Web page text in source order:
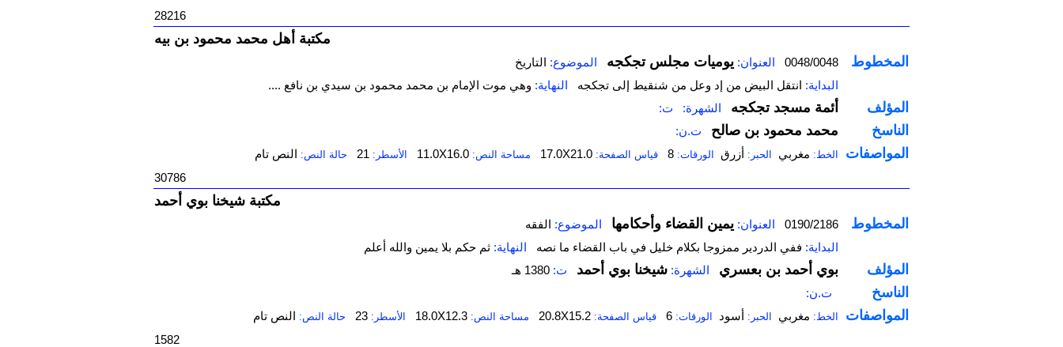
28216
مكتبة أهل محمد محمود بن بيه
0048/0048 العنوان: يوميات مجلس تجكجه الموضوع: التاريخ المخطوط
البداية: انتقل البيض من إد وعل من شنقيط إلى تجكجه النهاية: وهي موت الإمام بن محمد محمود بن سيدي بن نافع ....
أئمة مسجد تجكجه الشهرة: ت:
المؤلف
محمد محمود بن صالح
ت.ن: الناسخ
الخط: مغربي الحبر: أزرق الورقات: 8 قياس الصفحة: 17.0X21.0 مساحة النص: 11.0X16.0 الأسطر: 21 حالة النص: النص تام المواصفات
30786
مكتبة شيخنا بوي أحمد
0190/2186 العنوان: يمين القضاء وأحكامها الموضوع: الفقه المخطوط
البداية: ففي الدردير ممزوجا بكلام خليل في باب القضاء ما نصه النهاية: ثم حكم بلا يمين والله أعلم
بوي أحمد بن بعسري الشهرة: شيخنا بوي أحمد ت: 1380 هـ المؤلف
ت.ن: الناسخ
الخط: مغربي الحبر: أسود الورقات: 6 قياس الصفحة: 20.8X15.2 مساحة النص: 18.0X12.3 الأسطر: 23 حالة النص: النص تام المواصفات
1582